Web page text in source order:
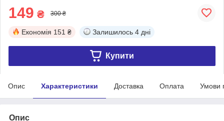
149 ₴ 300 ₴
Економія 151 ₴ Залишилось 4 дні
Купити
Опис Характеристики Доставка Оплата Умови
Опис